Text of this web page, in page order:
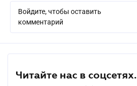
Войдите, чтобы оставить
комментарий
Читайте нас в соцсетях.